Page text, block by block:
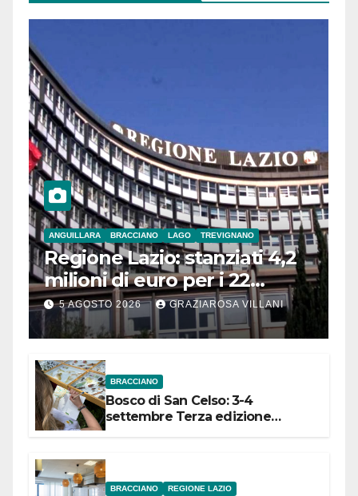
ANGUILLARA BRACCIANO LAGO TREVIGNANO
Regione Lazio: stanziati 4,2
milioni di euro per i 22
Comuni dell’Etruria
Meridionale
5 AGOSTO 2026 GRAZIAROSA VILLANI
BRACCIANO
Bosco di San Celso: 3-4
settembre Terza edizione
BRACCIANO REGIONE LAZIO